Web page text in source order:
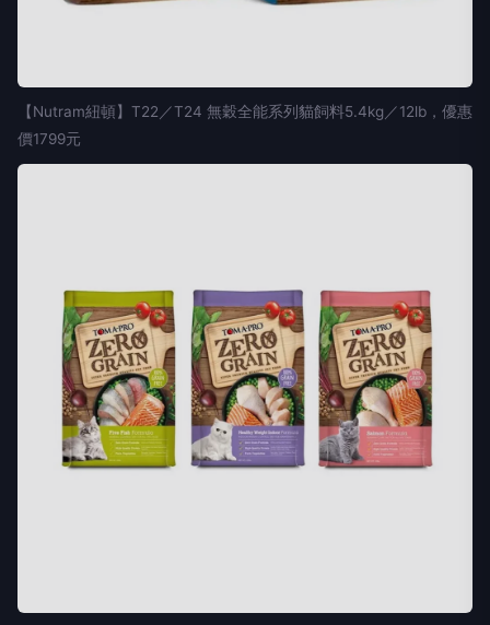
【Nutram紐頓】T22／T24 無穀全能系列貓飼料5.4kg／12lb，優惠
價1799元